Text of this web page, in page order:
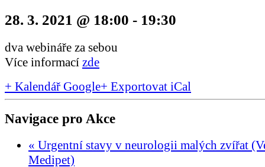
28. 3. 2021 @ 18:00 - 19:30
dva webináře za sebou
Více informací zde
+ Kalendář Google+ Exportovat iCal
Navigace pro Akce
« Urgentní stavy v neurologii malých zvířat
Medipet)